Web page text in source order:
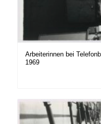
Arbeiterinnen bei
1969